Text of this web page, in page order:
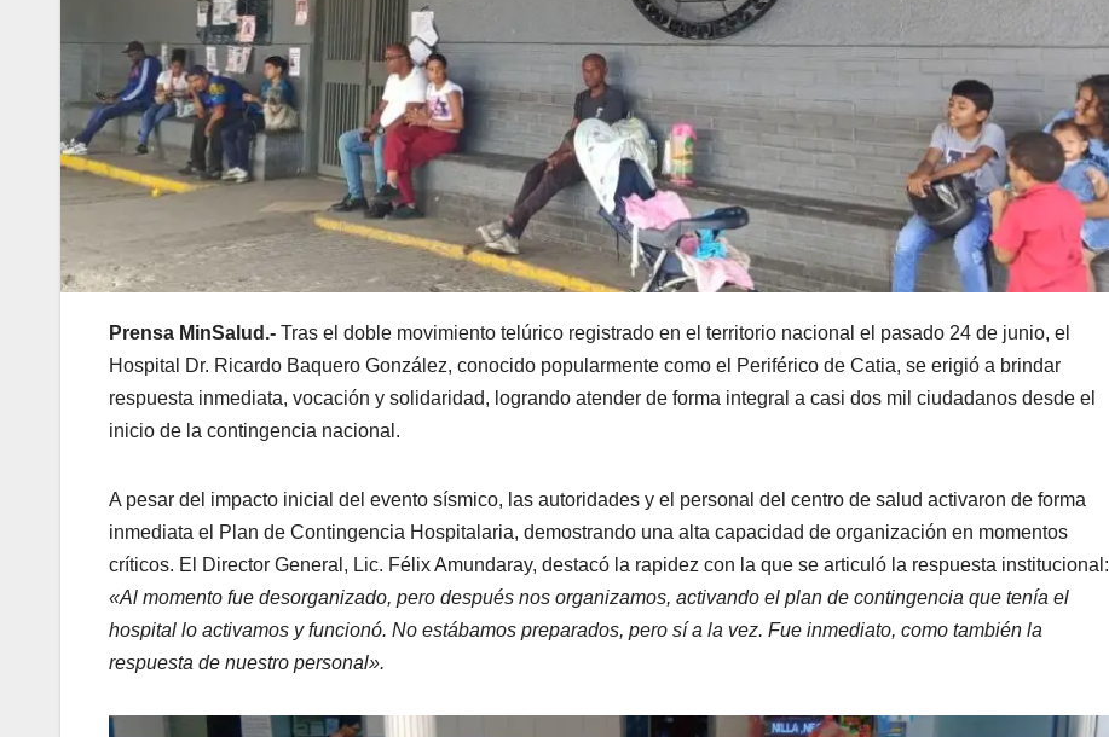
Prensa MinSalud.- Tras el doble movimiento telúrico registrado en el territorio nacional el pasado 24 de junio, el
Hospital Dr. Ricardo Baquero González, conocido popularmente como el Periférico de Catia, se erigió a brindar
respuesta inmediata, vocación y solidaridad, logrando atender de forma integral a casi dos mil ciudadanos desde el
inicio de la contingencia nacional.
A pesar del impacto inicial del evento sísmico, las autoridades y el personal del centro de salud activaron de forma
inmediata el Plan de Contingencia Hospitalaria, demostrando una alta capacidad de organización en momentos
críticos. El Director General, Lic. Félix Amundaray, destacó la rapidez con la que se articuló la respuesta institucional:
«Al momento fue desorganizado, pero después nos organizamos, activando el plan de contingencia que tenía el
hospital lo activamos y funcionó. No estábamos preparados, pero sí a la vez. Fue inmediato, como también la
respuesta de nuestro personal».